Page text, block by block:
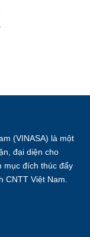
(VINASA) là một
đại diện cho
mục đích thúc đẩy
CNTT Việt Nam.